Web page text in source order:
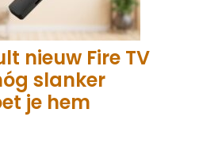
nieuw Fire TV
slanker
je hem